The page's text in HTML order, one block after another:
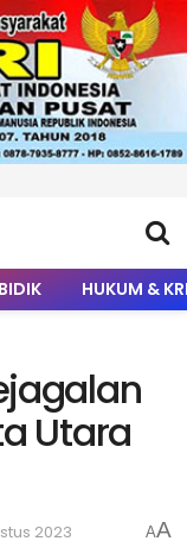
BIDIK HUKUM &
Utara
2023 AA